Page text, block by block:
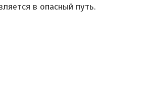
в опасный путь.